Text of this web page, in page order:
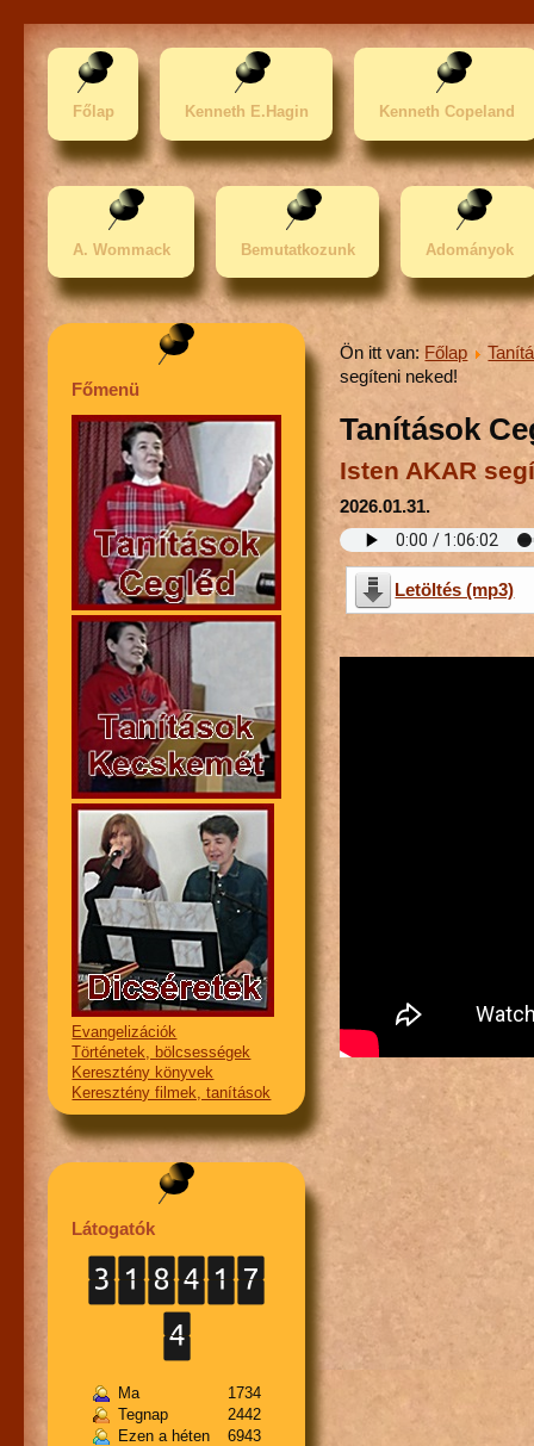
Főlap Kenneth E.Hagin Kenneth Copeland
A. Wommack Bemutatkozunk Adományok
Főmenü
Evangelizációk
Történetek, bölcsességek
Keresztény könyvek
Keresztény filmek, tanítások
Látogatók
Ma
1734
Tegnap
2442
Ezen a héten
6943
Ön itt van: Főlap
segíteni neked!
Tanítások
Isten AKAR
2026.01.31.
Letöltés (mp3)